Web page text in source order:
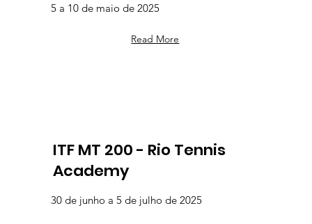
5 a 10 de maio de 2025
Read More
ITF MT 200 - Rio Tennis
Academy
30 de junho a 5 de julho de 2025